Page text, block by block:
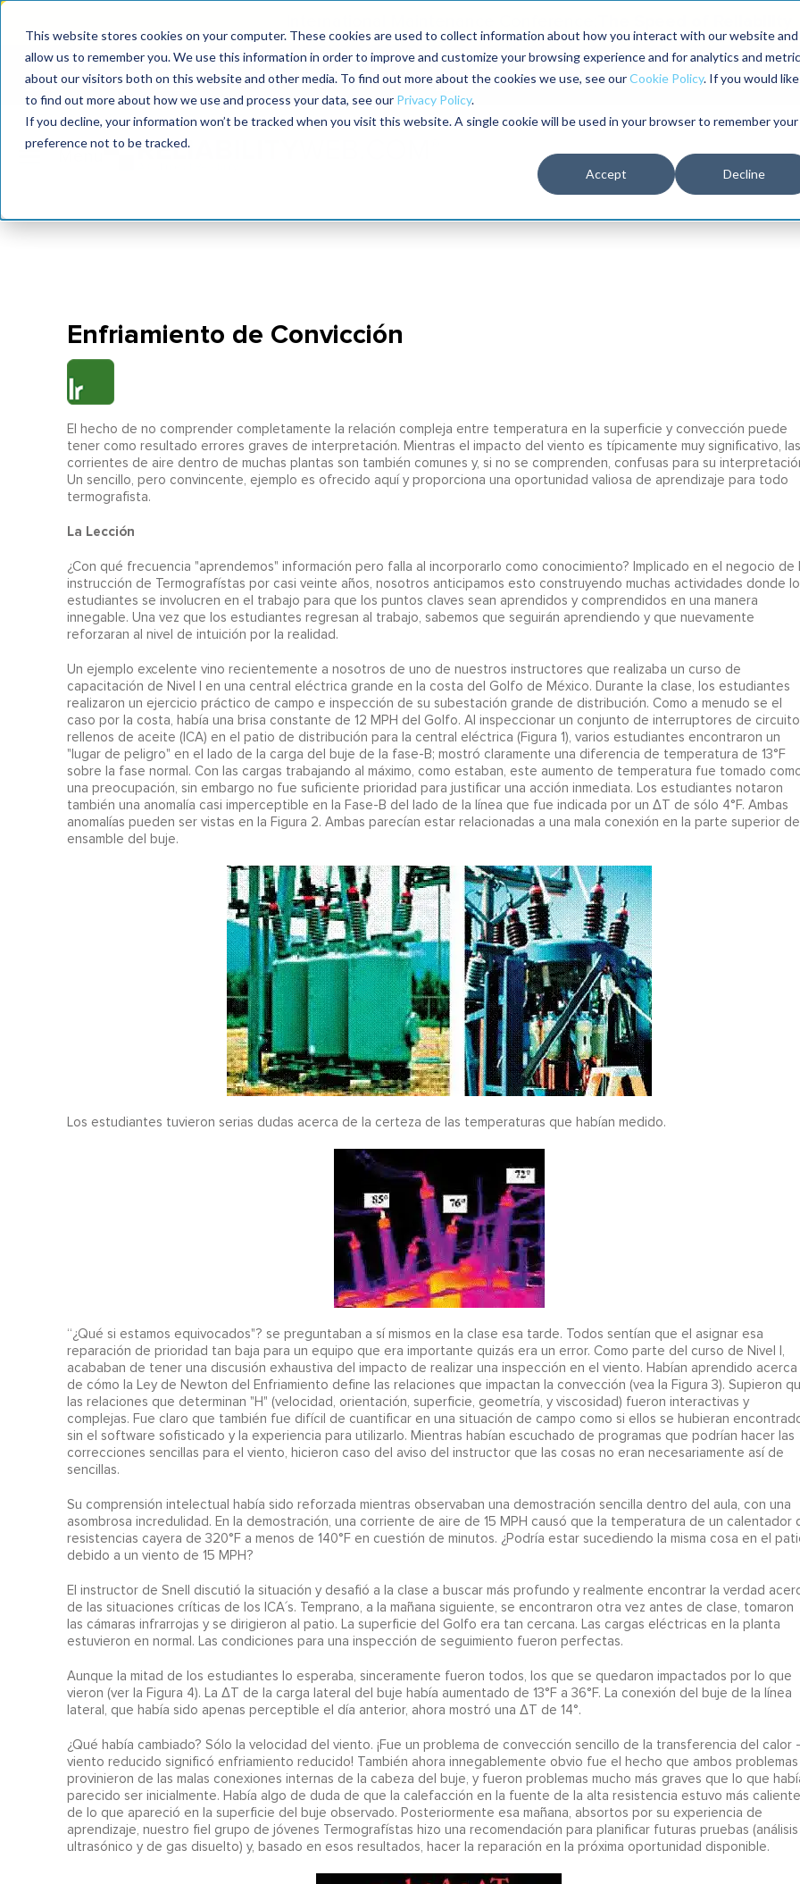
This website stores cookies on your computer. These cookies are used to collect information about how you interact with our website and
allow us to remember you. We use this information in order to improve and customize your browsing experience and for analytics and
about our visitors both on this website and other media. To find out more about the cookies we use, see ourCookie Policy. If you would like
to find out more about how we use and process your data, see our Privacy Policy.
If you decline, your information won’t be tracked when you visit this website. A single cookie will be used in your browser to remember your
preference not to be tracked.
Accept Decline
MaximoWorld
2026
International Maintenance Conference
2025
The RELIABILITY Conference®
2026
Talleres Librería
Enfriamiento de Convicción
El hecho de no comprender completamente la relación compleja entre temperatura en la superficie y convección puede
tener como resultado errores graves de interpretación. Mientras el impacto del viento es típicamente muy significativo, las
corrientes de aire dentro de muchas plantas son también comunes y, si no se comprenden, confusas para su
Un sencillo, pero convincente, ejemplo es ofrecido aquí y proporciona una oportunidad valiosa de aprendizaje para todo
termografista.
La Lección
¿Con qué frecuencia "aprendemos" información pero falla al incorporarlo como conocimiento? Implicado en el negocio de
instrucción de Termografístas por casi veinte años, nosotros anticipamos esto construyendo muchas actividades donde
estudiantes se involucren en el trabajo para que los puntos claves sean aprendidos y comprendidos en una manera
innegable. Una vez que los estudiantes regresan al trabajo, sabemos que seguirán aprendiendo y que nuevamente
reforzaran al nivel de intuición por la realidad.
Un ejemplo excelente vino recientemente a nosotros de uno de nuestros instructores que realizaba un curso de
capacitación de Nivel I en una central eléctrica grande en la costa del Golfo de México. Durante la clase, los estudiantes
realizaron un ejercicio práctico de campo e inspección de su subestación grande de distribución. Como a menudo se el
caso por la costa, había una brisa constante de 12 MPH del Golfo. Al inspeccionar un conjunto de interruptores de circuito
rellenos de aceite (ICA) en el patio de distribución para la central eléctrica (Figura 1), varios estudiantes encontraron un
"lugar de peligro" en el lado de la carga del buje de la fase-B; mostró claramente una diferencia de temperatura de 13°F
sobre la fase normal. Con las cargas trabajando al máximo, como estaban, este aumento de temperatura fue tomado
una preocupación, sin embargo no fue suficiente prioridad para justificar una acción inmediata. Los estudiantes notaron
también una anomalía casi imperceptible en la Fase-B del lado de la línea que fue indicada por un ΔT de sólo 4°F. Ambas
anomalías pueden ser vistas en la Figura 2. Ambas parecían estar relacionadas a una mala conexión en la parte superior
ensamble del buje.
Los estudiantes tuvieron serias dudas acerca de la certeza de las temperaturas que habían medido.
“¿Qué si estamos equivocados"? se preguntaban a sí mismos en la clase esa tarde. Todos sentían que el asignar esa
reparación de prioridad tan baja para un equipo que era importante quizás era un error. Como parte del curso de Nivel I,
acababan de tener una discusión exhaustiva del impacto de realizar una inspección en el viento. Habían aprendido acerca
de cómo la Ley de Newton del Enfriamiento define las relaciones que impactan la convección (vea la Figura 3). Supieron
las relaciones que determinan "H" (velocidad, orientación, superficie, geometría, y viscosidad) fueron interactivas y
complejas. Fue claro que también fue difícil de cuantificar en una situación de campo como si ellos se hubieran
sin el software sofisticado y la experiencia para utilizarlo. Mientras habían escuchado de programas que podrían hacer las
correcciones sencillas para el viento, hicieron caso del aviso del instructor que las cosas no eran necesariamente así de
sencillas.
Su comprensión intelectual había sido reforzada mientras observaban una demostración sencilla dentro del aula, con una
asombrosa incredulidad. En la demostración, una corriente de aire de 15 MPH causó que la temperatura de un calentador
resistencias cayera de 320°F a menos de 140°F en cuestión de minutos. ¿Podría estar sucediendo la misma cosa en el
debido a un viento de 15 MPH?
El instructor de Snell discutió la situación y desafió a la clase a buscar más profundo y realmente encontrar la verdad
de las situaciones críticas de los ICA´s. Temprano, a la mañana siguiente, se encontraron otra vez antes de clase, tomaron
las cámaras infrarrojas y se dirigieron al patio. La superficie del Golfo era tan cercana. Las cargas eléctricas en la planta
estuvieron en normal. Las condiciones para una inspección de seguimiento fueron perfectas.
Aunque la mitad de los estudiantes lo esperaba, sinceramente fueron todos, los que se quedaron impactados por lo que
vieron (ver la Figura 4). La ΔT de la carga lateral del buje había aumentado de 13°F a 36°F. La conexión del buje de la línea
lateral, que había sido apenas perceptible el día anterior, ahora mostró una ΔT de 14°.
¿Qué había cambiado? Sólo la velocidad del viento. ¡Fue un problema de convección sencillo de la transferencia del calor -
viento reducido significó enfriamiento reducido! También ahora innegablemente obvio fue el hecho que ambos problemas
provinieron de las malas conexiones internas de la cabeza del buje, y fueron problemas mucho más graves que lo que
parecido ser inicialmente. Había algo de duda de que la calefacción en la fuente de la alta resistencia estuvo más caliente
de lo que apareció en la superficie del buje observado. Posteriormente esa mañana, absortos por su experiencia de
aprendizaje, nuestro fiel grupo de jóvenes Termografístas hizo una recomendación para planificar futuras pruebas (análisis
ultrasónico y de gas disuelto) y, basado en esos resultados, hacer la reparación en la próxima oportunidad disponible.